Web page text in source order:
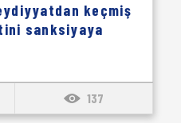
keçmiş
sanksiyaya
137